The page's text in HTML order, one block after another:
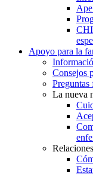
Apoyo para la
Consejos
Preguntas
La nueva